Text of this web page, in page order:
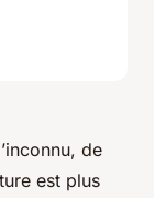
de
est plus